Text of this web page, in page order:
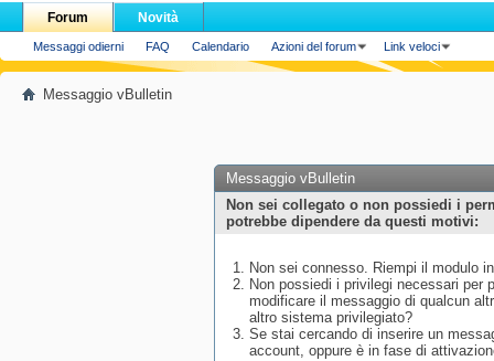
Forum
Messaggi odierni FAQ Calendario Azioni del forum Link veloci
Novità
Messaggio vBulletin
Messaggio vBulletin
Non sei collegato o non possiedi i
potrebbe dipendere da questi motivi:
Non sei connesso. Riempi il modulo
Non possiedi i privilegi necessari per
modificare il messaggio di qualcun
altro sistema privilegiato?
Se stai cercando di inserire un
account, oppure è in fase di